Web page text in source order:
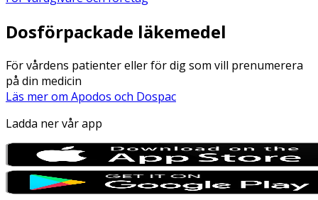
Dosförpackade läkemedel
För vårdens patienter eller för dig som vill prenumerera
på din medicin
Läs mer om Apodos och Dospac
Ladda ner vår app